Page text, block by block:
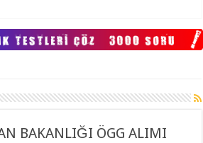
BAKANLIĞI ÖGG ALIMI